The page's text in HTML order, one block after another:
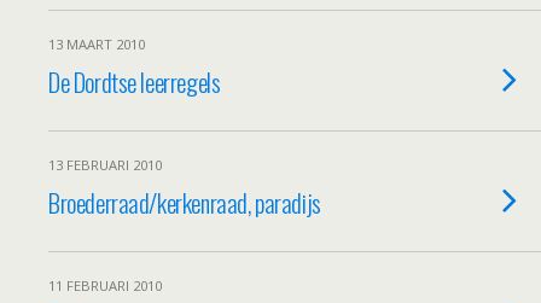
13 MAART 2010
De Dordtse leerregels
13 FEBRUARI 2010
Broederraad/kerkenraad, paradijs
11 FEBRUARI 2010